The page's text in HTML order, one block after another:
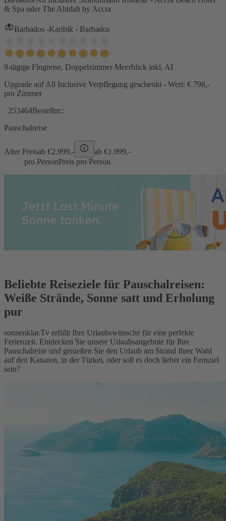
& Spa oder The Abidah by Accra
Barbados -Karibik - Barbados
9-tägige Flugreise, Doppelzimmer Meerblick inkl. AI
Upgrade auf All Inclusive Verpflegung geschenkt - Wert: € 798,-
pro Zimmer
253464Bestellnr.:
Pauschalreise
Alter Preisab €2.999,- ab €1.999,-
pro PersonPreis pro Person
Beliebte Reiseziele für Pauschalreisen:
Weiße Strände, Sonne satt und Erholung
pur
sonnenklar.Tv erfüllt Ihre Urlaubswünsche für eine perfekte
Ferienzeit. Entdecken Sie unsere Urlaubsangebote für Ihre
Pauschalreise und genießen Sie den Urlaub am Strand Ihrer Wahl
auf den Kanaren, in der Türkei, oder soll es doch lieber ein Fernziel
sein?